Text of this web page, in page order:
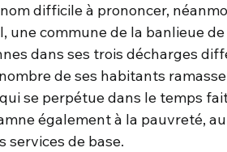
difficile à prononcer,
une commune de la banlieue
dans ses trois décharges
de ses habitants
se perpétue dans le temps
également à la pauvreté, au
services de base.